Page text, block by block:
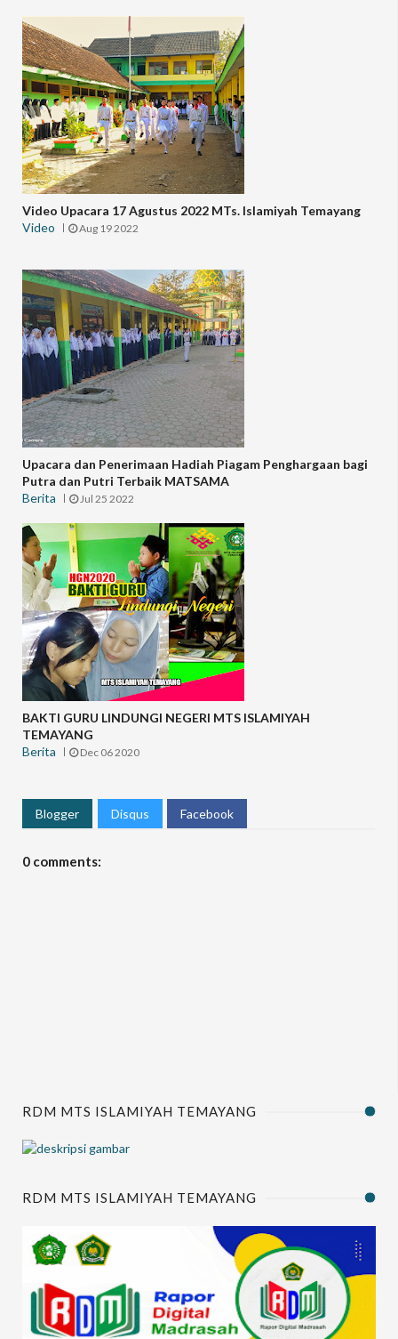
Video Upacara 17 Agustus 2022 MTs. Islamiyah Temayang
Video
Aug 19 2022
Upacara dan Penerimaan Hadiah Piagam Penghargaan bagi
Putra dan Putri Terbaik MATSAMA
Berita
Jul 25 2022
BAKTI GURU LINDUNGI NEGERI MTS ISLAMIYAH
TEMAYANG
Berita
Dec 06 2020
Blogger Disqus Facebook
0 comments:
RDM MTS ISLAMIYAH TEMAYANG
RDM MTS ISLAMIYAH TEMAYANG